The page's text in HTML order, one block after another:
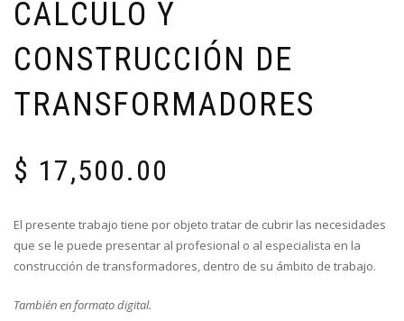
CÁLCULO Y
CONSTRUCCIÓN DE
TRANSFORMADORES
$ 17,500.00
El presente trabajo tiene por objeto tratar de cubrir las necesidades
que se le puede presentar al profesional o al especialista en la
construcción de transformadores, dentro de su ámbito de trabajo.
También en formato digital.